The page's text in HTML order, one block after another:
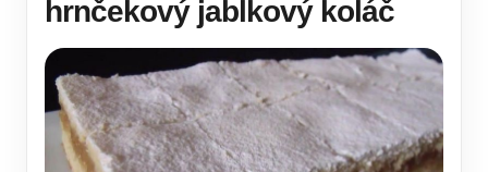
hrnčekový jablkový koláč